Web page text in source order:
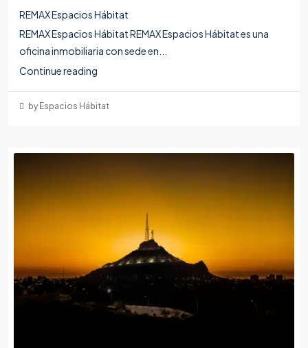
REMAX Espacios Hábitat
REMAX Espacios Hábitat REMAX Espacios Hábitat es una
oficina inmobiliaria con sede en...
Continue reading
by Espacios Hábitat